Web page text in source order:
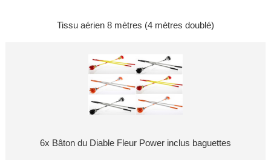
Tissu aérien 8 mètres (4 mètres doublé)
6x Bâton du Diable Fleur Power inclus baguettes